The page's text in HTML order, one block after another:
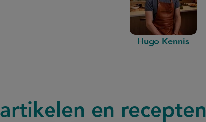
Hugo Kennis
artikelen en recepten